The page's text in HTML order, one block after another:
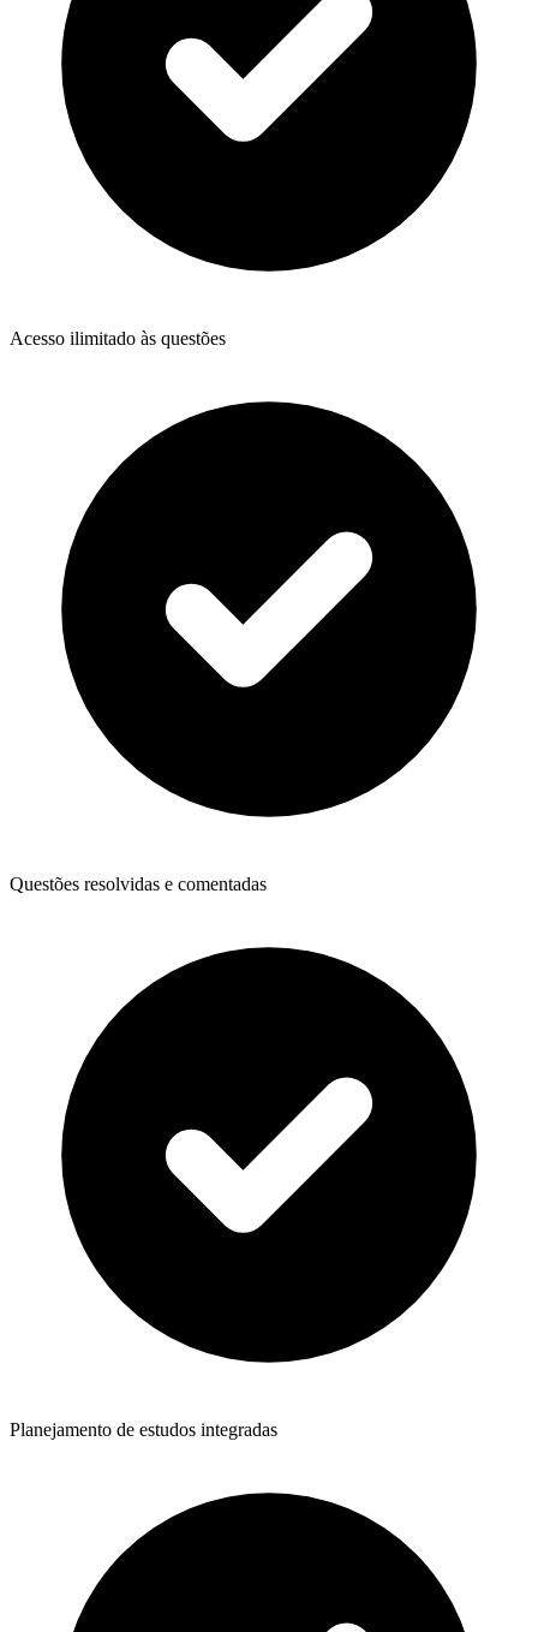
Acesso ilimitado às questões
Questões resolvidas e comentadas
Planejamento de estudos integradas